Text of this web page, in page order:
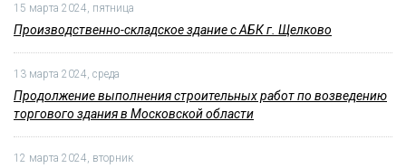
15 марта 2024, пятница
Производственно-складское здание с АБК г. Щелково
13 марта 2024, среда
Продолжение выполнения строительных работ по возведению
торгового здания в Московской области
12 марта 2024, вторник